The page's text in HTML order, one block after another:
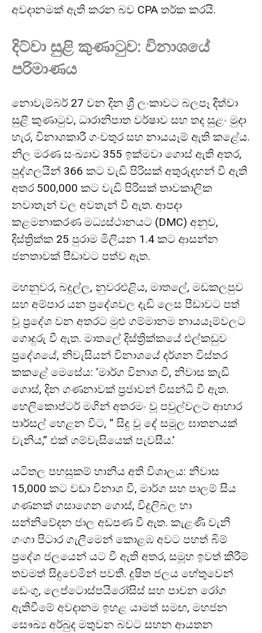
අවදානමක් ඇති කරන බව CPA තර්ක කරයි.
දිට්වා සුළි කුණාටුව: විනාශයේ
පරිමාණය
නොවැම්බර් 27 වන දින ශ්‍රී ලංකාවට බලපෑ දිත්වා
සුළි කුණාටුව, ධාරානිපාත වර්ෂාව සහ තද සුළං මුදා
හැර, විනාශකාරී ගංවතුර සහ නායයෑම් ඇති කළේය.
නිල මරණ සංඛ්‍යාව 355 ඉක්මවා ගොස් ඇති අතර,
පුද්ගලයින් 366 කට වැඩි පිරිසක් අතුරුදහන් වී ඇති
අතර 500,000 කට වැඩි පිරිසක් තාවකාලික
නවාතැන් වල අවතැන් වී ඇත. ආපදා
කළමනාකරණ මධ්‍යස්ථානයට (DMC) අනුව,
දිස්ත්‍රික්ක 25 පුරාම මිලියන 1.4 කට ආසන්න
ජනතාවක් පීඩාවට පත්ව ඇත.
මහනුවර, බදුල්ල, නුවරඑළිය, මාතලේ, මඩකලපුව
සහ අම්පාර යන ප්‍රදේශවල දැඩි ලෙස පීඩාවට පත්
වූ ප්‍රදේශ වන අතරට මුළු ගම්මානම නායයෑම්වලට
ගොදුරු වී ඇත. මාතලේ දිස්ත්‍රික්කයේ එල්කඩුව
ප්‍රදේශයේ, නිවැසියන් විනාශයේ දර්ශන විස්තර
කකළේ මෙසේය: ‘මාර්ග විනාශ වී, නිවාස කැඩී
ගොස්, දින ගණනාවක් ප්‍රජාවන් විසන්ධි වී ඇත.
හෙලිකොප්ටර් මගින් අතරමං වූ පවුල්වලට ආහාර
පාර්සල් හෙළන විට, “ සිදු වූ දේ සමූල ඝාතනයක්
වැනිය,” එක් ගම්වැසියෙක් පැවසීය.’
යටිතල පහසුකම් හානිය අති විශාලය: නිවාස
15,000 කට වඩා විනාශ වී, මාර්ග සහ පාලම් සිය
ගණනක් ගසාගෙන ගොස්, විදුලිබල හා
සන්නිවේදන ජාල අඩපණ වී ඇත. කැළණි වැනි
ගංගා පිටාර ගැලීමෙන් කොළඹ අවට පහත් බිම්
ප්‍රදේශ ජලයෙන් යට වී ඇති අතර, සමූහ ඉවත් කිරීම්
තවමත් සිදුවෙමින් පවතී. දූෂිත ජලය හේතුවෙන්
ඩෙංගු, ලෙප්ටොස්පයිරෝසිස් සහ පාචන රෝග
ඇතිවීමේ අවදානම ඉහළ යාමත් සමඟ, මහජන
සෞඛ්‍ය අර්බුද මතුවන බවට සහන ආයතන